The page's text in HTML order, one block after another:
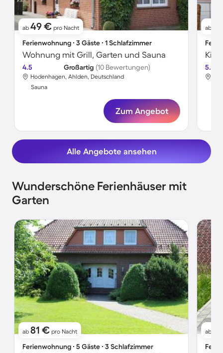
ab 49 € pro Nacht
Ferienwohnung ∙ 3 Gäste ∙ 1 Schlafzimmer
Wohnung mit Grill, Garten und Sauna
4.5 Großartig (10 Bewertungen)
Hodenhagen, Ahlden, Deutschland
Sauna
Zum Angebot
ab
5.0
Alle Angebote ansehen
Wunderschöne Ferienhäuser mit
Garten
ab 81 € pro Nacht
Ferienwohnung ∙ 5 Gäste ∙ 3 Schlafzimmer
ab